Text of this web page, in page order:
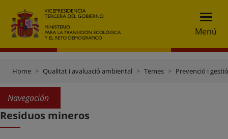
Menú
Home Qualitat i avaluació ambiental Temes Prevenció i
Navegación
Residuos mineros